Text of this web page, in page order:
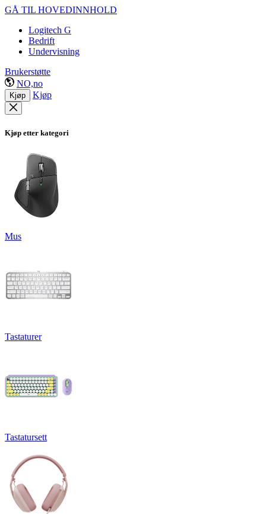
GÅ TIL HOVEDINNHOLD
Logitech G
Bedrift
Undervisning
Brukerstøtte
NO,no
Kjøp Kjøp
Kjøp etter kategori
Mus
Tastaturer
Tastatursett